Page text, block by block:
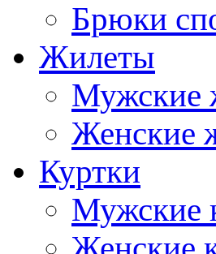
Брюки
Жилеты
Мужские
Женские
Куртки
Мужские